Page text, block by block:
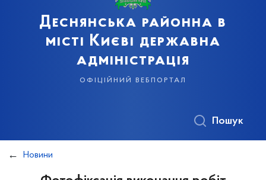
Деснянська районна в
місті Києві державна
адміністрація
офіційний вебпортал
Пошук
Новини